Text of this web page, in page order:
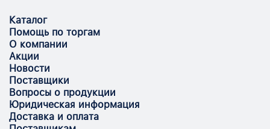
Каталог
Помощь по торгам
О компании
Акции
Новости
Поставщики
Вопросы о продукции
Юридическая информация
Доставка и оплата